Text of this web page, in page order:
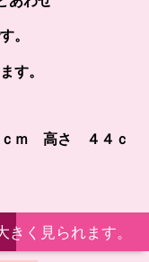
。
す。
ｍ 高さ ４４ｃ
く見られます。